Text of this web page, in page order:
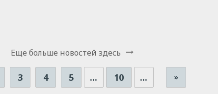
Еще больше новостей здесь
3 4 5 ... 10 ... »